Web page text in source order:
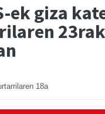
ek giza
18a